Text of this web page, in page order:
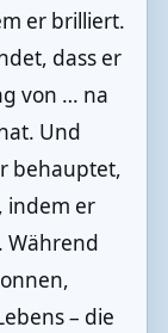
er brilliert.
dass er
von … na
Und
behauptet,
indem er
Während
– die